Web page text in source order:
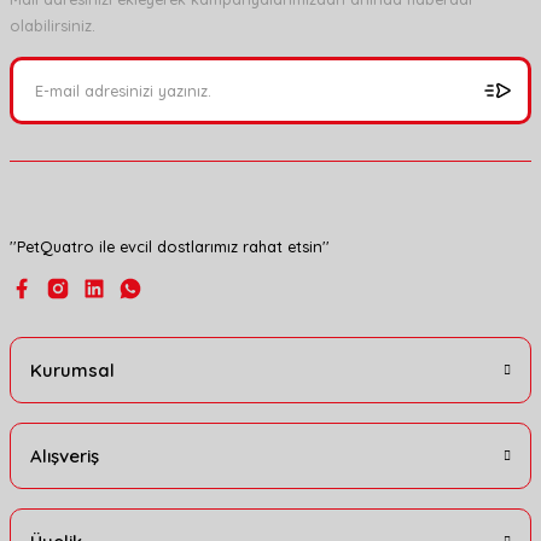
Ürün resmi kalitesiz, bozuk veya görüntülenemiyor.
Ürün bilgilerinde hatalar bulunuyor.
olabilirsiniz.
''PetQuatro ile evcil dostlarımız rahat etsin''
Kurumsal
Alışveriş